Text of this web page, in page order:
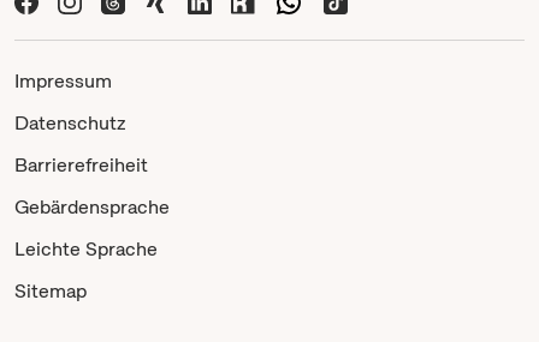
Impressum
Datenschutz
Barrierefreiheit
Gebärdensprache
Leichte Sprache
Sitemap